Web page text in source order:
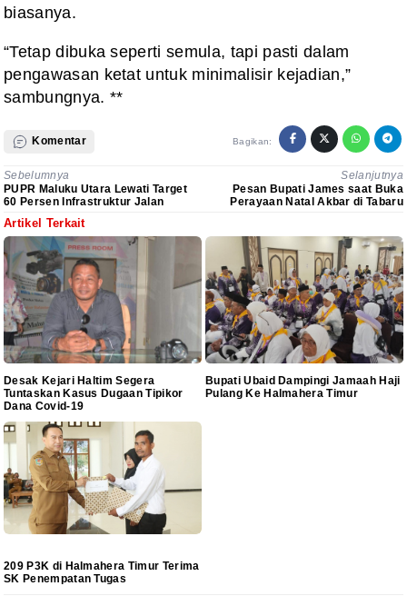
biasanya.
“Tetap dibuka seperti semula, tapi pasti dalam
pengawasan ketat untuk minimalisir kejadian,”
sambungnya. **
Komentar Bagikan:
Sebelumnya
PUPR Maluku Utara Lewati Target
60 Persen Infrastruktur Jalan
Selanjutnya
Pesan Bupati James saat Buka
Perayaan Natal Akbar di Tabaru
Artikel Terkait
Desak Kejari Haltim Segera
Tuntaskan Kasus Dugaan Tipikor
Dana Covid-19
Bupati Ubaid Dampingi Jamaah Haji
Pulang Ke Halmahera Timur
209 P3K di Halmahera Timur Terima
SK Penempatan Tugas